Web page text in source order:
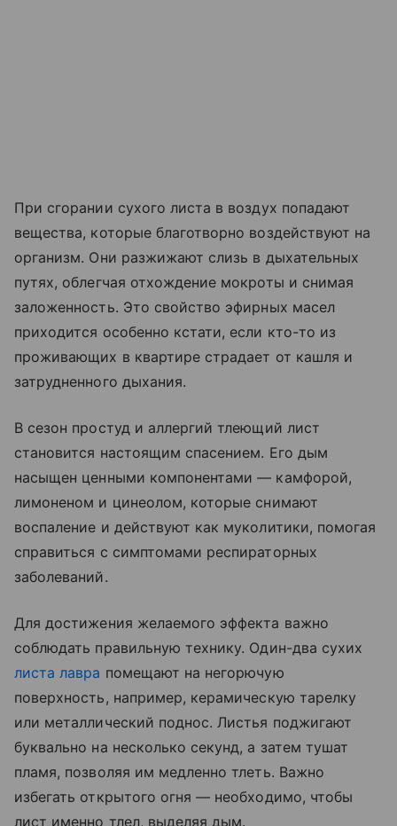
При сгорании сухого листа в воздух попадают
вещества, которые благотворно воздействуют на
организм. Они разжижают слизь в дыхательных
путях, облегчая отхождение мокроты и снимая
заложенность. Это свойство эфирных масел
приходится особенно кстати, если кто-то из
проживающих в квартире страдает от кашля и
затрудненного дыхания.
В сезон простуд и аллергий тлеющий лист
становится настоящим спасением. Его дым
насыщен ценными компонентами — камфорой,
лимоненом и цинеолом, которые снимают
воспаление и действуют как муколитики, помогая
справиться с симптомами респираторных
заболеваний.
Для достижения желаемого эффекта важно
соблюдать правильную технику. Один-два сухих
листа лавра помещают на негорючую
поверхность, например, керамическую тарелку
или металлический поднос. Листья поджигают
буквально на несколько секунд, а затем тушат
пламя, позволяя им медленно тлеть. Важно
избегать открытого огня — необходимо, чтобы
лист именно тлел, выделяя дым.